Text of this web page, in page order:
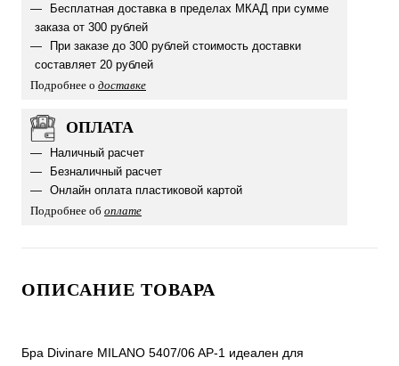
Бесплатная доставка в пределах МКАД при сумме
заказа от 300 рублей
При заказе до 300 рублей стоимость доставки
составляет 20 рублей
Подробнее о доставке
ОПЛАТА
Наличный расчет
Безналичный расчет
Онлайн оплата пластиковой картой
Подробнее об оплате
ОПИСАНИЕ ТОВАРА
Бра Divinare MILANO 5407/06 AP-1 идеален для